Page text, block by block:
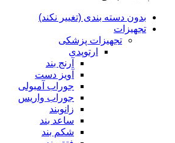
بدون دسته بندی (تغییر نکند)
تجهیزات
تجهیزات پزشکی
ارتوپدی
آرنج بند
آویز دست
جوراب آمبولی
جوراب واریس
زانوبند
ساعد بند
شکم بند